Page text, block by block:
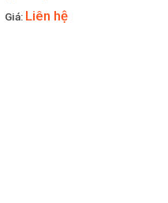
Giá: Liên hệ